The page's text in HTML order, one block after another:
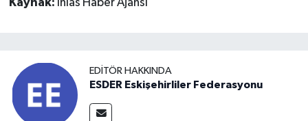
Kaynak: İhlas Haber Ajansı
EDITÖR HAKKINDA
ESDER Eskişehirliler Federasyonu